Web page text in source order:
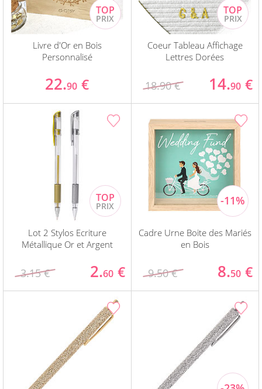
Livre d'Or en Bois
Personnalisé
22.90 €
Coeur Tableau Affichage
Lettres Dorées
18.90 € 14.90 €
Lot 2 Stylos Ecriture
Métallique Or et Argent
3.15 € 2.60 €
Cadre Urne Boite des Mariés
en Bois
9.50 € 8.50 €